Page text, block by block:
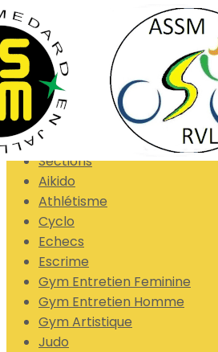
Exporter les lignes sélectionnées
Exporter toutes les colonnes
Exporter uniquement les
Menu
Sections
Aikido
Athlétisme
Cyclo
Echecs
Escrime
Gym Entretien Feminine
Gym Entretien Homme
Gym Artistique
Judo